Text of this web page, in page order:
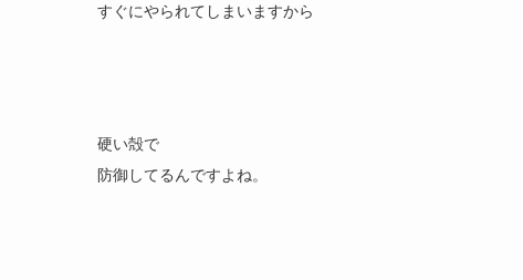
すぐにやられてしまいますから
硬い殻で
防御してるんですよね。